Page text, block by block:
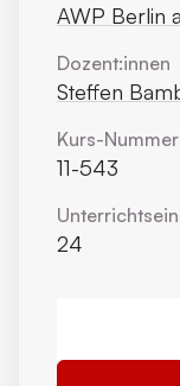
AWP Berlin
Dozent:innen
Steffen
Kurs-Nummer
11-543
24